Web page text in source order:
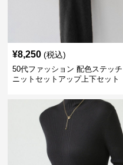
¥8,250 (税込)
50代ファッション 配色ステッチ
ニットセットアップ上下セット